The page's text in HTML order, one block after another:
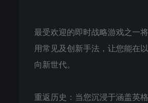
最受欢迎的即时战略游戏之一
用常见及创新手法，让您能在
向新世代。
重返历史：当您沉浸于涵盖英